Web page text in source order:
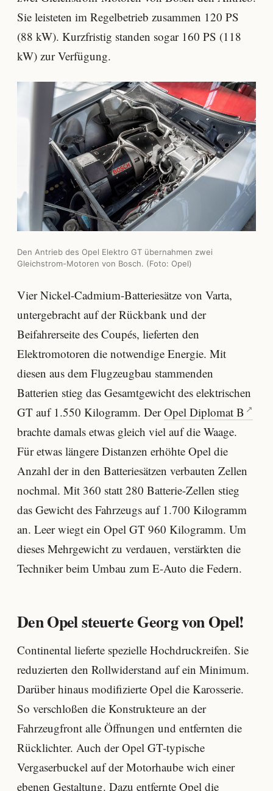
Sie leisteten im Regelbetrieb zusammen 120 PS
(88 kW). Kurzfristig standen sogar 160 PS (118
kW) zur Verfügung.
Den Antrieb des Opel Elektro GT übernahmen zwei
Gleichstrom-Motoren von Bosch. (Foto: Opel)
Vier Nickel-Cadmium-Batteriesätze von Varta,
untergebracht auf der Rückbank und der
Beifahrerseite des Coupés, lieferten den
Elektromotoren die notwendige Energie. Mit
diesen aus dem Flugzeugbau stammenden
Batterien stieg das Gesamtgewicht des elektrischen
GT auf 1.550 Kilogramm. DerOpel Diplomat B
brachte damals etwas gleich viel auf die Waage.
Für etwas längere Distanzen erhöhte Opel die
Anzahl der in den Batteriesätzen verbauten Zellen
nochmal. Mit 360 statt 280 Batterie-Zellen stieg
das Gewicht des Fahrzeugs auf 1.700 Kilogramm
an. Leer wiegt ein Opel GT 960 Kilogramm. Um
dieses Mehrgewicht zu verdauen, verstärkten die
Techniker beim Umbau zum E-Auto die Federn.
Den Opel steuerte Georg von Opel!
Continental lieferte spezielle Hochdruckreifen. Sie
reduzierten den Rollwiderstand auf ein Minimum.
Darüber hinaus modifizierte Opel die Karosserie.
So verschloßen die Konstrukteure an der
Fahrzeugfront alle Öffnungen und entfernten die
Rücklichter. Auch der Opel GT-typische
Vergaserbuckel auf der Motorhaube wich einer
ebenen Gestaltung. Dazu entfernte Opel die